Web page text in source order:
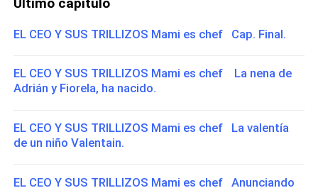
Último capítulo
EL CEO Y SUS TRILLIZOS Mami es chef Cap. Final.
EL CEO Y SUS TRILLIZOS Mami es chef La nena de
Adrián y Fiorela, ha nacido.
EL CEO Y SUS TRILLIZOS Mami es chef La valentía
de un niño Valentain.
EL CEO Y SUS TRILLIZOS Mami es chef Anunciando